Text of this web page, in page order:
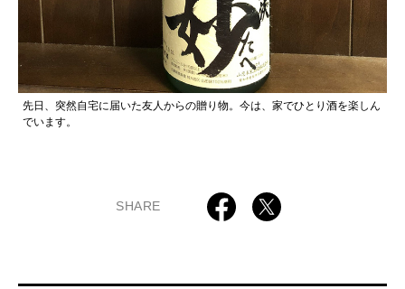
先日、突然自宅に届いた友人からの贈り物。今は、家でひとり酒を楽しん
でいます。
SHARE